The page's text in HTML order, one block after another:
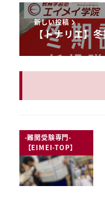
新しい投稿
【トナリエ】
-難関受験専門-
【EIMEI-TOP】